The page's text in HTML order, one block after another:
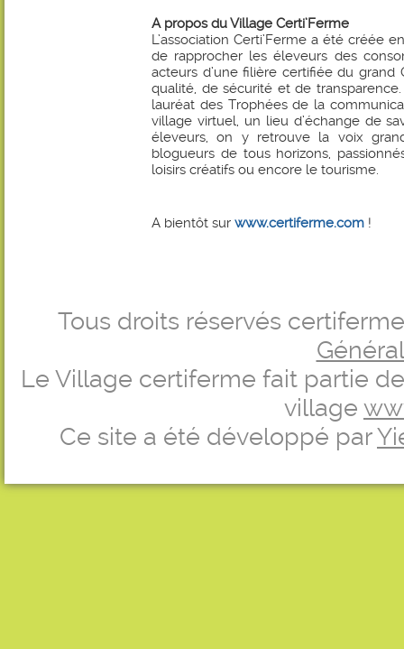
A propos du Village Certi’Ferme
L’association Certi’Ferme a été créée
de rapprocher les éleveurs des
acteurs d’une filière certifiée du grand
qualité, de sécurité et de
lauréat des Trophées de la
village virtuel, un lieu d’échange de
éleveurs, on y retrouve la voix
blogueurs de tous horizons,
loisirs créatifs ou encore le tourisme.
A bientôt sur www.certiferme.com !
Tous droits réservés
Le Village certiferme fait partie
village
Ce site a été développé par